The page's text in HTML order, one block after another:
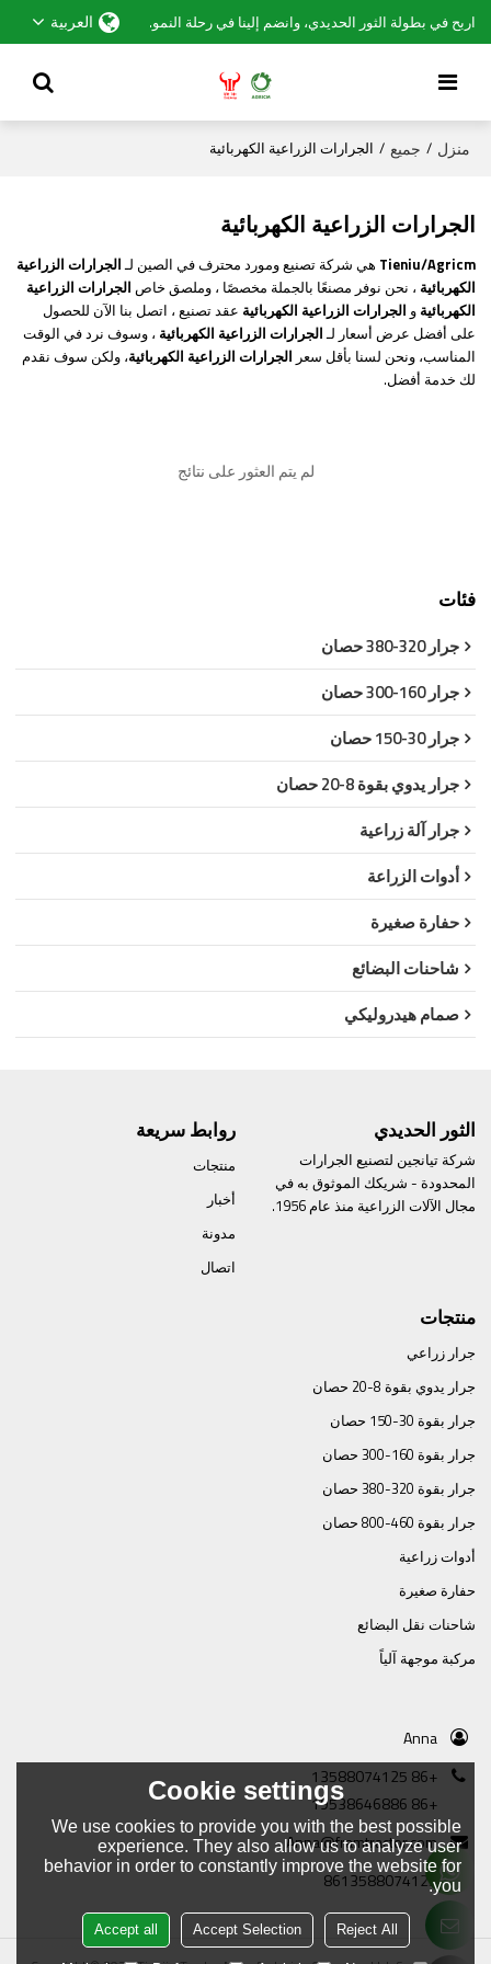
اربح في بطولة الثور الحديدي، وانضم إلينا في رحلة النمو. العربية
منزل / جميع / الجرارات الزراعية الكهربائية
الجرارات الزراعية الكهربائية
Tieniu/Agricm هي شركة تصنيع ومورد محترف في الصين لـالجرارات الزراعية
الكهربائية ، نحن نوفر مصنعًا بالجملة مخصصًا ، وملصق خاص الجرارات الزراعية
الكهربائية و الجرارات الزراعية الكهربائية عقد تصنيع ، اتصل بنا الآن للحصول
على أفضل عرض أسعار لـالجرارات الزراعية الكهربائية ، وسوف نرد في الوقت
المناسب، ونحن لسنا بأقل سعر الجرارات الزراعية الكهربائية، ولكن سوف نقدم
لك خدمة أفضل.
لم يتم العثور على نتائج
فئات
جرار 320-380 حصان
جرار 160-300 حصان
جرار 30-150 حصان
جرار يدوي بقوة 8-20 حصان
جرار آلة زراعية
أدوات الزراعة
حفارة صغيرة
شاحنات البضائع
صمام هيدروليكي
الثور الحديدي
شركة تيانجين لتصنيع الجرارات
المحدودة - شريكك الموثوق به في
مجال الآلات الزراعية منذ عام 1956.
روابط سريعة
منتجات
أخبار
مدونة
اتصال
منتجات
جرار زراعي
جرار يدوي بقوة 8-20 حصان
جرار بقوة 30-150 حصان
جرار بقوة 160-300 حصان
جرار بقوة 320-380 حصان
جرار بقوة 460-800 حصان
أدوات زراعية
حفارة صغيرة
شاحنات نقل البضائع
مركبة موجهة آلياً
Anna
+86 13588074125
+86 19538646886
Anna@framtractor.com
8613588074125
Cookie settings
We use cookies to provide you with the best possible
experience. They also allow us to analyze user
behavior in order to constantly improve the website for
you.
Reject All
Accept Selection
Accept all